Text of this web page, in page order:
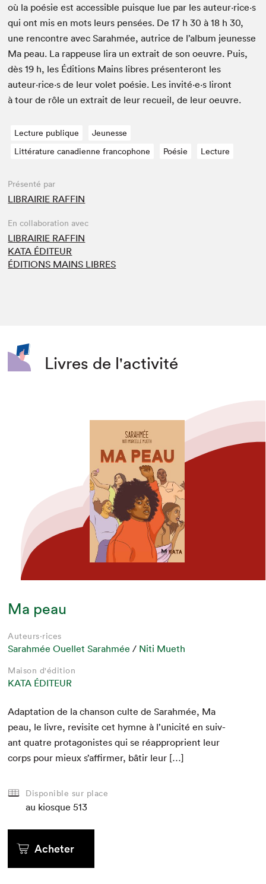
où la poésie est acces­si­ble puisque lue par les auteur·rice·s
qui ont mis en mots leurs pen­sées. De17 h30 à18 h30,
une ren­con­tre avec Sarah­mée, autrice de l’al­bum jeunesse
Ma peau. La rappeuse lira un extrait de son oeu­vre. Puis,
dès19 h, les Édi­tions Mains libres présen­teront les
auteur·rice·s de leur volet poésie. Les invité·e·s liront
à tour de rôle un extrait de leur recueil, de leur oeuvre.
Lecture publique
Jeunesse
Littérature canadienne francophone
Poésie Lecture
Présenté par
LIBRAIRIE RAFFIN
En collaboration avec
LIBRAIRIE RAFFIN
KATA ÉDITEUR
ÉDITIONS MAINS LIBRES
Livres de l'activité
Ma peau
Auteurs·rices
Sarahmée Ouellet Sarahmée / Niti Mueth
Maison d'édition
KATA ÉDITEUR
Adap­ta­tion de la chan­son culte de Sarah­mée, Ma
peau, le livre, revis­ite cet hymne à l’unicité en suiv­
ant qua­tre pro­tag­o­nistes qui se réap­pro­prient leur
corps pour mieux s’affirmer, bâtir leur […]
Disponible sur place
au kiosque 513
Acheter